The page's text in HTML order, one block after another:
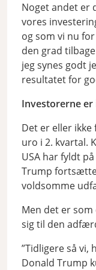
Noget andet er
vores
og som vi nu
den grad
jeg synes godt
resultatet for
Investorerne
Det er eller
uro i 2. kvartal.
USA har fyldt
Trump
voldsomme
Men det er
sig til den
”Tidligere så vi,
Donald Trump